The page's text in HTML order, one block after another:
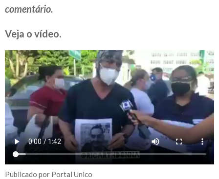
comentário.
Veja o vídeo.
Publicado por Portal Unico